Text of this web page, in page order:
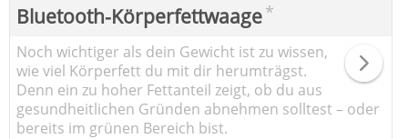
Bluetooth-Körperfettwaage*
Noch wichtiger als dein Gewicht ist zu wissen,
wie viel Körperfett du mit dir herumträgst.
Denn ein zu hoher Fettanteil zeigt, ob du aus
gesundheitlichen Gründen abnehmen solltest – oder
bereits im grünen Bereich bist.